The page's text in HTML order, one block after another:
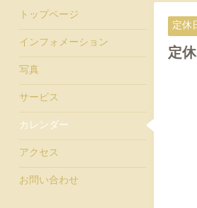
定休
定休
トップページ
インフォメーション
写真
サービス
カレンダー
アクセス
お問い合わせ